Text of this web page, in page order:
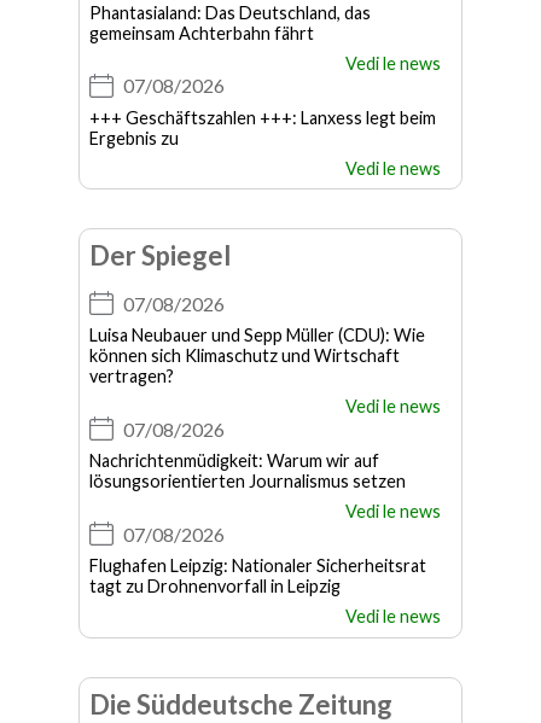
Phantasialand: Das Deutschland, das
gemeinsam Achterbahn fährt
Vedi le news
07/08/2026
+++ Geschäftszahlen +++: Lanxess legt beim
Ergebnis zu
Vedi le news
Der Spiegel
07/08/2026
Luisa Neubauer und Sepp Müller (CDU): Wie
können sich Klimaschutz und Wirtschaft
vertragen?
Vedi le news
07/08/2026
Nachrichtenmüdigkeit: Warum wir auf
lösungsorientierten Journalismus setzen
Vedi le news
07/08/2026
Flughafen Leipzig: Nationaler Sicherheitsrat
tagt zu Drohnenvorfall in Leipzig
Vedi le news
Die Süddeutsche Zeitung